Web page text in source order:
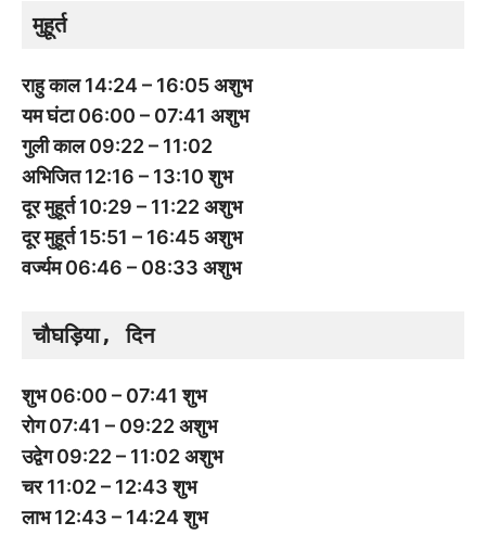
मुहूर्त
राहु काल 14:24 – 16:05 अशुभ
यम घंटा 06:00 – 07:41 अशुभ
गुली काल 09:22 – 11:02
अभिजित 12:16 – 13:10 शुभ
दूर मुहूर्त 10:29 – 11:22 अशुभ
दूर मुहूर्त 15:51 – 16:45 अशुभ
वर्ज्यम 06:46 – 08:33 अशुभ
चौघड़िया, दिन
शुभ 06:00 – 07:41 शुभ
रोग 07:41 – 09:22 अशुभ
उद्वेग 09:22 – 11:02 अशुभ
चर 11:02 – 12:43 शुभ
लाभ 12:43 – 14:24 शुभ